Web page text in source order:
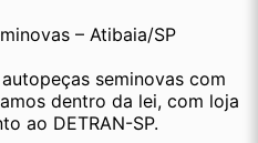
– Atibaia/SP
seminovas com
dentro da lei, com loja
ao DETRAN-SP.